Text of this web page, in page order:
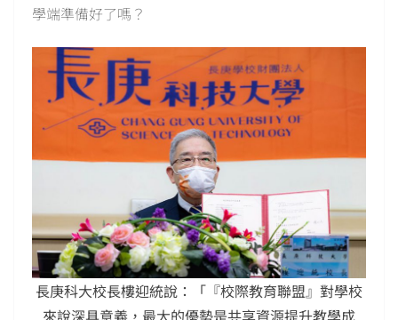
學端準備好了嗎？
長庚科大校長樓迎統說：「『校際教育聯盟』對學校
來說深具意義，最大的優勢是共享資源提升教學成